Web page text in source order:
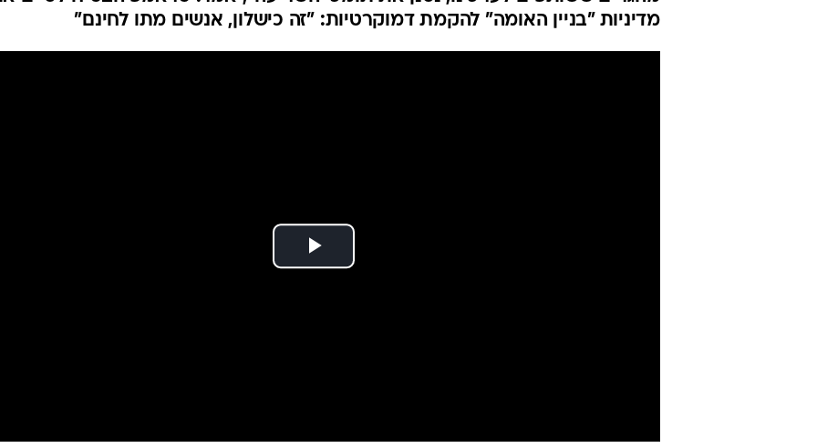
מדיניות "בניין האומה" להקמת דמוקרטיות: "זה כישלון, אנשים מתו לחינם"